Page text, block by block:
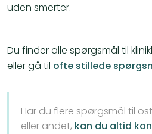
uden smerter.
Du finder alle spørgsmål til
eller gå til ofte stillede
Har du flere spørgsmål til
eller andet, kan du altid